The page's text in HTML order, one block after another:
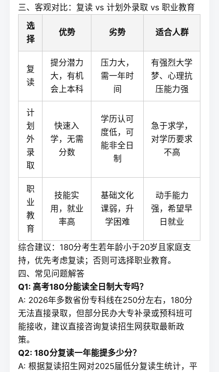
三、客观对比：复读 vs 计划外录取 vs 职业教育
选
择
优势 劣势 适合人群
复
读
提分潜力
大，有机
会上本科
压力大，
需一年时
间
有强烈大学
梦、心理抗
压能力强
计
划
外
录
取
快速入
学，无需
分数
学历认可
度低，可
能非全日
制
急于求学，
对学历要求
不高
职
业
教
育
技能实
用，就业
率高
基础文化
课弱，升
学困难
动手能力
强，希望早
日就业
综合建议：180分考生若年龄小于20岁且家庭支
持，优先考虑复读 ；否则可选择职业教育。
四、常见问题解答
Q1: 高考180分能读全日制大专吗？
A: 2026年多数省份专科线在250分左右，180分
无法直接录取，但部分民办大专补录或预科班可
能接收，建议直接咨询复读招生网获取最新政
策。
Q2: 180分复读一年能提多少分？
A: 根据复读招生网 对2025届低分复读生统计，平